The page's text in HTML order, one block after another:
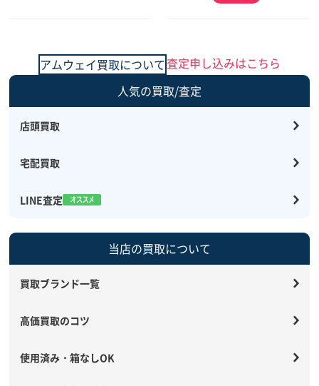
アムウェイ買取について査定申し込みはこちら
人気の買取/査定
店頭買取
宅配買取
LINE査定
当店の買取について
買取ブランド一覧
高価買取のコツ
使用済み・箱なしOK